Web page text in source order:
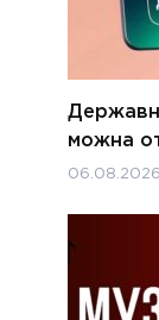
можна
06.08.2026